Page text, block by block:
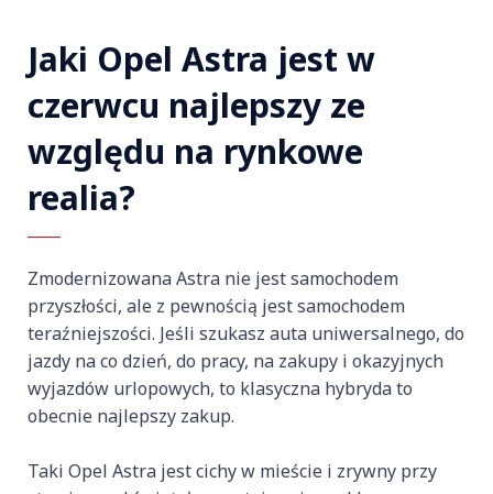
Jaki Opel Astra jest w
czerwcu najlepszy ze
względu na rynkowe
realia?
Zmodernizowana Astra nie jest samochodem
przyszłości, ale z pewnością jest samochodem
teraźniejszości. Jeśli szukasz auta uniwersalnego, do
jazdy na co dzień, do pracy, na zakupy i okazyjnych
wyjazdów urlopowych, to klasyczna hybryda to
obecnie najlepszy zakup.
Taki Opel Astra jest cichy w mieście i zrywny przy